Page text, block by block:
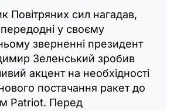
Повітряних сил нагадав,
у своєму
зверненні президент
Зеленський зробив
акцент на необхідності
постачання ракет до
Patriot. Перед